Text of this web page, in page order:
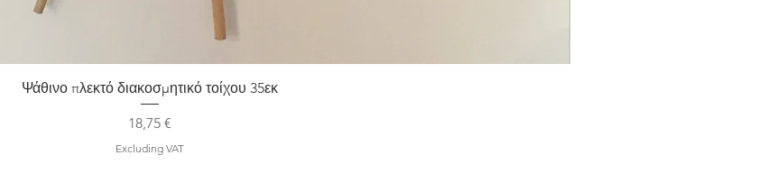
Quick View
Ψάθινο πλεκτό διακοσμητικό τοίχου 35εκ
Price
18,75 €
Excluding VAT